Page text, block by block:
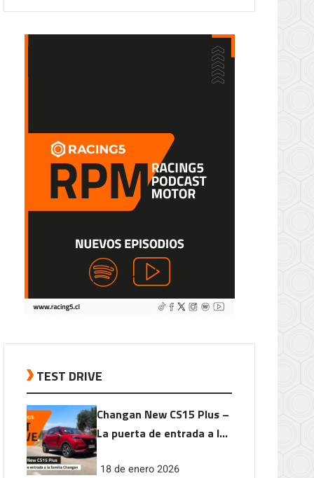
TEST DRIVE
Changan New CS15 Plus –
La puerta de entrada a la
18 de enero 2026